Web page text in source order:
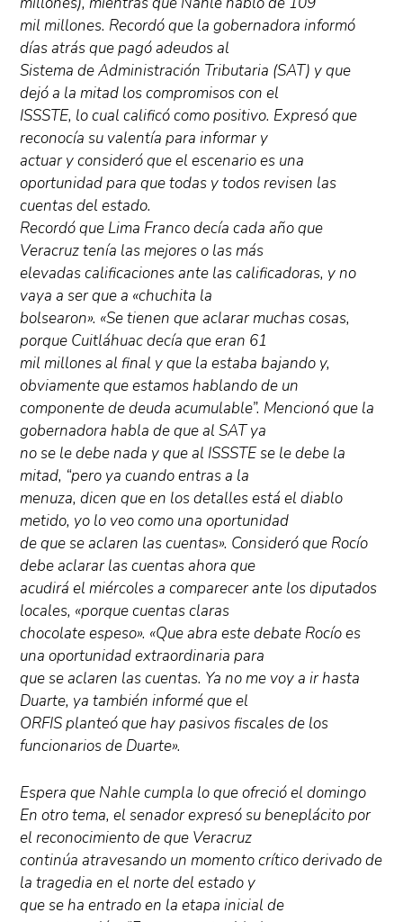
mil millones. Recordó que la gobernadora informó
días atrás que pagó adeudos al
Sistema de Administración Tributaria (SAT) y que
dejó a la mitad los compromisos con el
ISSSTE, lo cual calificó como positivo. Expresó que
reconocía su valentía para informar y
actuar y consideró que el escenario es una
oportunidad para que todas y todos revisen las
cuentas del estado.
Recordó que Lima Franco decía cada año que
Veracruz tenía las mejores o las más
elevadas calificaciones ante las calificadoras, y no
vaya a ser que a «chuchita la
bolsearon». «Se tienen que aclarar muchas cosas,
porque Cuitláhuac decía que eran 61
mil millones al final y que la estaba bajando y,
obviamente que estamos hablando de un
componente de deuda acumulable”. Mencionó que la
gobernadora habla de que al SAT ya
no se le debe nada y que al ISSSTE se le debe la
mitad, “pero ya cuando entras a la
menuza, dicen que en los detalles está el diablo
metido, yo lo veo como una oportunidad
de que se aclaren las cuentas». Consideró que Rocío
debe aclarar las cuentas ahora que
acudirá el miércoles a comparecer ante los diputados
locales, «porque cuentas claras
chocolate espeso». «Que abra este debate Rocío es
una oportunidad extraordinaria para
que se aclaren las cuentas. Ya no me voy a ir hasta
Duarte, ya también informé que el
ORFIS planteó que hay pasivos fiscales de los
funcionarios de Duarte».
Espera que Nahle cumpla lo que ofreció el domingo
En otro tema, el senador expresó su beneplácito por
el reconocimiento de que Veracruz
continúa atravesando un momento crítico derivado de
la tragedia en el norte del estado y
que se ha entrado en la etapa inicial de